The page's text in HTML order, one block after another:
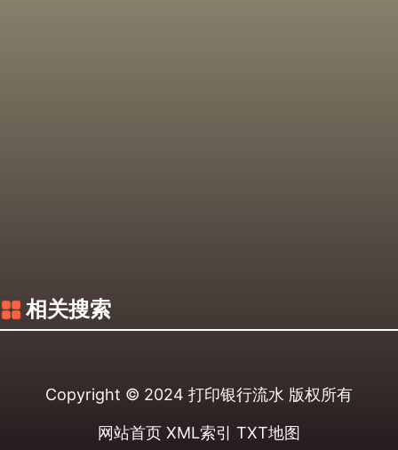
相关搜索
Copyright © 2024 打印银行流水 版权所有
网站首页 XML索引 TXT地图